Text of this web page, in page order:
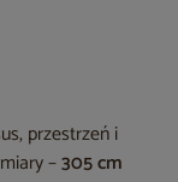
przestrzeń i
–305 cm